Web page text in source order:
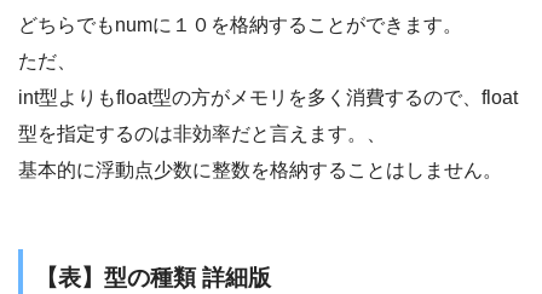
どちらでもnumに１０を格納することができます。
ただ、
int型よりもfloat型の方がメモリを多く消費するので、float
型を指定するのは非効率だと言えます。、
基本的に浮動点少数に整数を格納することはしません。
【表】型の種類 詳細版